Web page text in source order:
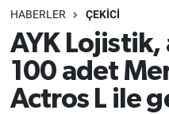
HABERLER ÇEKİCİ
AYK
100 adet
Actros L ile